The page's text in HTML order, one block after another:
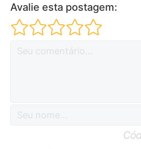
Avalie esta postagem: